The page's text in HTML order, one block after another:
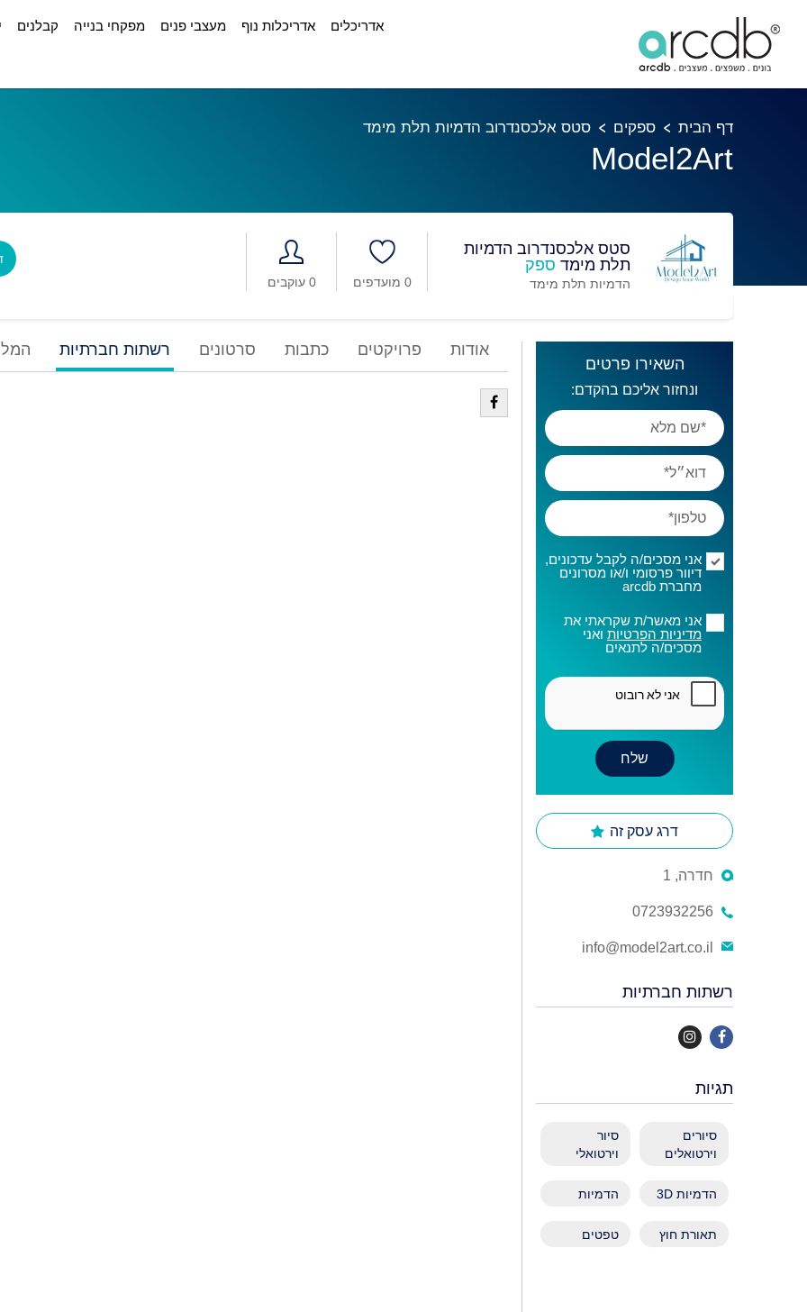
אדריכלים אדריכלות נוף מעצבי פנים מפקחי בנייה קבלנים
דף הבית ספקים סטס אלכסנדרוב הדמיות תלת מימד
Model2Art
סטס אלכסנדרוב הדמיות
תלת מימד ספק
הדמיות תלת מימד 0 עוקבים 0 מועדפים
השאירו פרטים
ונחזור אליכם בהקדם:
אני מסכים/ה לקבל עדכונים,
דיוור פרסומי ו/או מסרונים
מחברת arcdb
אני מאשר/ת שקראתי את
מדיניות הפרטיות ואני
מסכים/ה לתנאים
דרג עסק זה
חדרה, 1
0723932256
info@model2art.co.il
רשתות חברתיות
תגיות
סיורים
וירטואלים
סיור
וירטואלי
הדמיות 3D הדמיות
תאורת חוץ טפטים
אודות פרויקטים כתבות סרטונים רשתות חברתיות